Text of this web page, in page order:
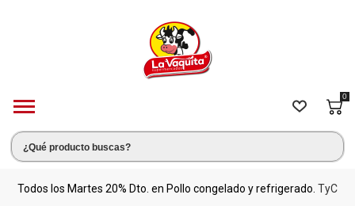
0
Todos los Martes 20% Dto. en Pollo congelado y refrigerado. TyC